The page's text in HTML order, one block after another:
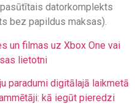
pasūtītais datorkomplekts
bez papildus maksas).
un filmas uz Xbox One vai
lietotni
paradumi digitālajā laikmetā
kā iegūt pieredzi